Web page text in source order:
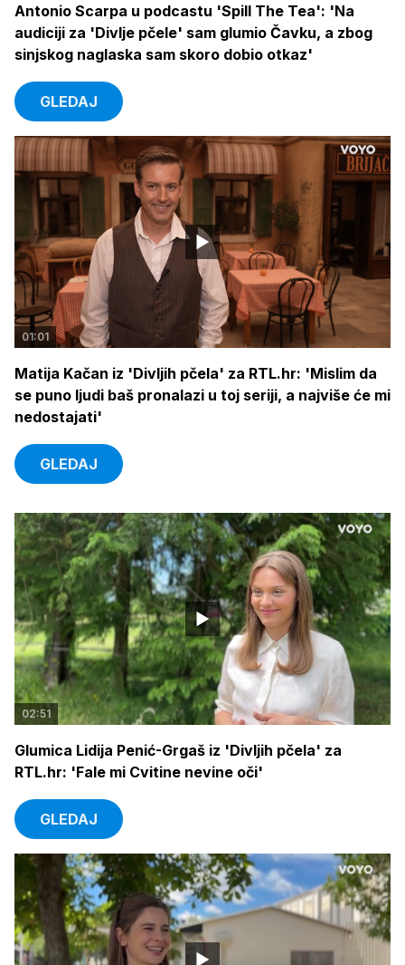
Antonio Scarpa u podcastu 'Spill The Tea': 'Na
audiciji za 'Divlje pčele' sam glumio Čavku, a zbog
sinjskog naglaska sam skoro dobio otkaz'
GLEDAJ
01:01
Matija Kačan iz 'Divljih pčela' za RTL.hr: 'Mislim da
se puno ljudi baš pronalazi u toj seriji, a najviše će mi
nedostajati'
GLEDAJ
02:51
Glumica Lidija Penić-Grgaš iz 'Divljih pčela' za
RTL.hr: 'Fale mi Cvitine nevine oči'
GLEDAJ